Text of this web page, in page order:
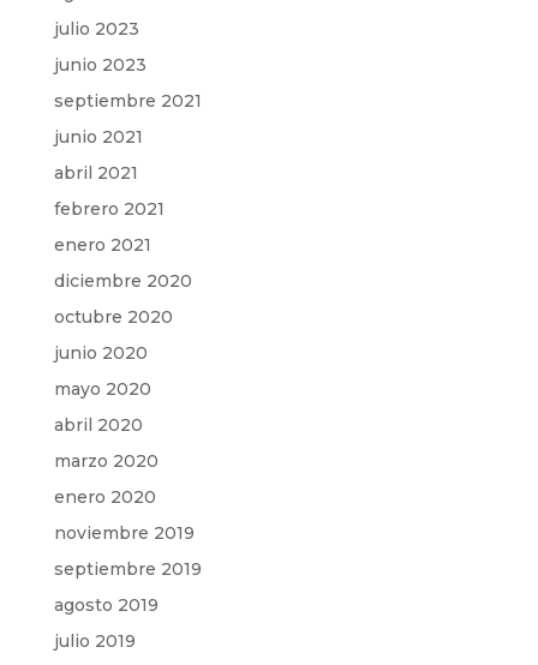
julio 2023
junio 2023
septiembre 2021
junio 2021
abril 2021
febrero 2021
enero 2021
diciembre 2020
octubre 2020
junio 2020
mayo 2020
abril 2020
marzo 2020
enero 2020
noviembre 2019
septiembre 2019
agosto 2019
julio 2019